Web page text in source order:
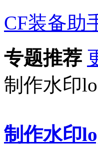
CF装备助
专题推荐
制作水印
制作水印